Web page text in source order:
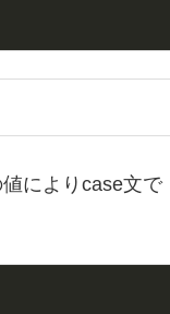
によりcase文で